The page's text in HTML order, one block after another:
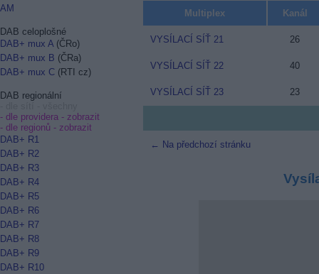
AM
DAB celoplošné
DAB+ mux A(ČRo)
DAB+ mux B (ČRa)
DAB+ mux C (RTI cz)
DAB regionální
- dle providera - zobrazit
- dle regionů - zobrazit
DAB+ R1
DAB+ R2
DAB+ R3
DAB+ R4
DAB+ R5
DAB+ R6
DAB+ R7
DAB+ R8
DAB+ R9
DAB+ R10
Multiplex Kanál
VYSÍLACÍ SÍŤ 21 26
VYSÍLACÍ SÍŤ 22 40
VYSÍLACÍ SÍŤ 23 23
← Na předchozí stránku